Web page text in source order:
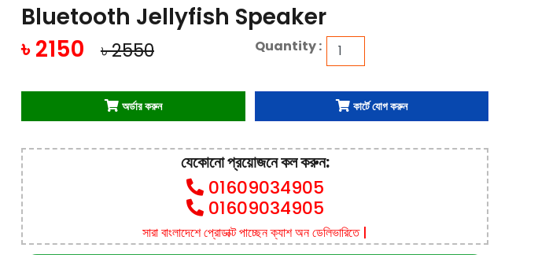
Bluetooth Jellyfish Speaker
৳ 2150
৳2550 Quantity :
কার্টে যোগ করুন
অর্ডার করুন
যেকোনো প্রয়োজনে কল করুন:
01609034905
01609034905
সারা বাংলাদেশে প্রোডাক্ট পাচ্ছেন ক্যাশ অন ডেলিভারিতে |